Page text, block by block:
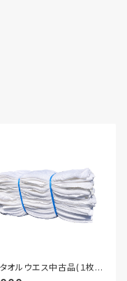
オルウエス中古品(１枚も
10ｋｇ